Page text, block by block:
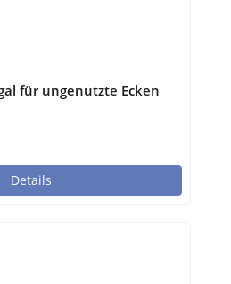
für ungenutzte Ecken
Details